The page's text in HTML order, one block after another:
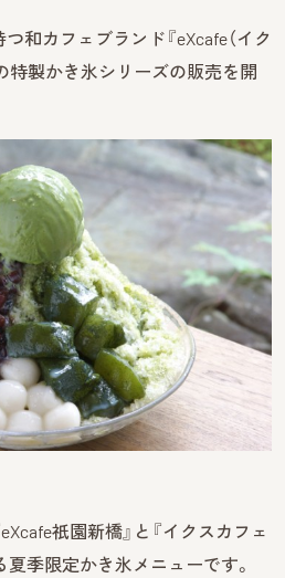
和カフェブランド『eXcafe（イク
特製かき氷シリーズの販売を開
祇園新橋』と『イクスカフェ
季限定かき氷メニューです。